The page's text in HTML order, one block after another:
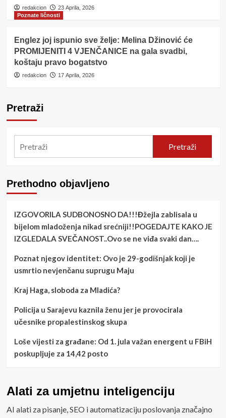
redakcion
23 Aprila, 2026
Poznate ličnosti
Englez joj ispunio sve želje: Melina Džinović će
PROMIJENITI 4 VJENČANICE na gala svadbi,
koštaju pravo bogatstvo
redakcion 17 Aprila, 2026
Pretraži
Pretraži
Prethodno objavljeno
IZGOVORILA SUDBONOSNO DA!!!Đžejla zablisala u
bijelom mladoženja nikad srećniji!!POGEDAJTE KAKO JE
IZGLEDALA SVEČANOST..Ovo se ne viđa svaki dan….
Poznat njegov identitet: Ovo je 29-godišnjak koji je
usmrtio nevjenčanu suprugu Maju
Kraj Haga, sloboda za Mladića?
Policija u Sarajevu kaznila ženu jer je provocirala
učesnike propalestinskog skupa
Loše vijesti za građane: Od 1. jula važan energent u FBiH
poskupljuje za 14,42 posto
Alati za umjetnu inteligenciju
AI alati za pisanje, SEO i automatizaciju poslovanja značajno